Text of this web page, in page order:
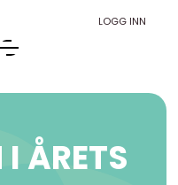
LOGG INN
ÅRETS